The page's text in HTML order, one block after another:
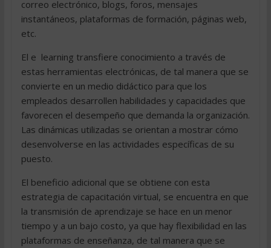
correo electrónico, blogs, foros, mensajes
instantáneos, plataformas de formación, páginas web,
etc.
El e  learning transfiere conocimiento a través de
estas herramientas electrónicas, de tal manera que se
convierte en un medio didáctico para que los
empleados desarrollen habilidades y capacidades que
favorecen el desempeño que demanda la organización.
Las dinámicas utilizadas se orientan a mostrar cómo
desenvolverse en las actividades específicas de su
puesto.
El beneficio adicional que se obtiene con esta
estrategia de capacitación virtual, se encuentra en que
la transmisión de aprendizaje se hace en un menor
tiempo y a un bajo costo, ya que hay flexibilidad en las
plataformas de enseñanza, de tal manera que se